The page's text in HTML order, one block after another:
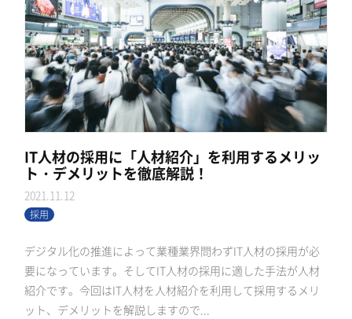
IT人材の採用に「人材紹介」を利用するメリッ
ト・デメリットを徹底解説！
2021.11.12
採用
デジタル化の推進によって業種業界問わずIT人材の採用が必
要になっています。そしてIT人材の採用に適した手法が人材
紹介です。今回はIT人材を人材紹介を利用して採用するメリ
ット、デメリットを解説しますので...